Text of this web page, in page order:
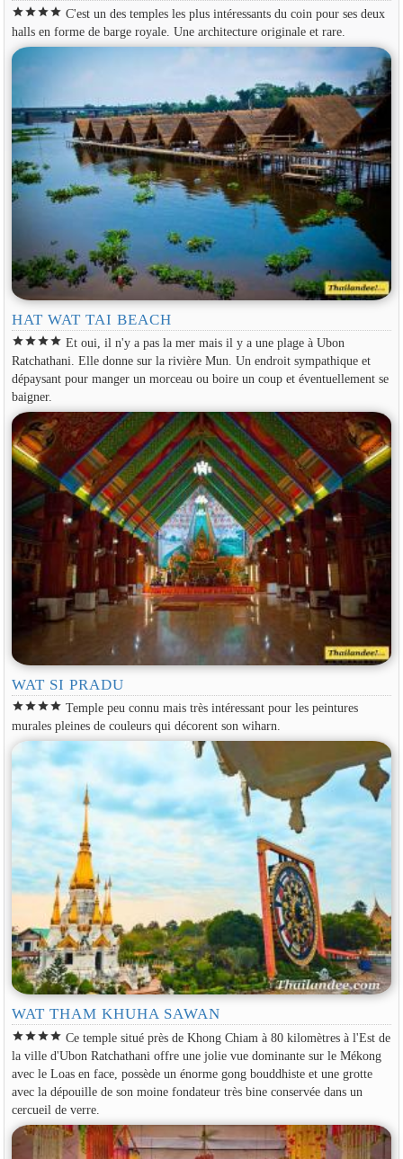
starstarstarstar C'est un des temples les plus intéressants du coin pour ses deux
halls en forme de barge royale. Une architecture originale et rare.
HAT WAT TAI BEACH
starstarstarstar Et oui, il n'y a pas la mer mais il y a une plage à Ubon
Ratchathani. Elle donne sur la rivière Mun. Un endroit sympathique et
dépaysant pour manger un morceau ou boire un coup et éventuellement se
baigner.
WAT SI PRADU
starstarstarstar Temple peu connu mais très intéressant pour les peintures
murales pleines de couleurs qui décorent son wiharn.
WAT THAM KHUHA SAWAN
starstarstarstar Ce temple situé près de Khong Chiam à 80 kilomètres à l'Est de
la ville d'Ubon Ratchathani offre une jolie vue dominante sur le Mékong
avec le Loas en face, possède un énorme gong bouddhiste et une grotte
avec la dépouille de son moine fondateur très bine conservée dans un
cercueil de verre.